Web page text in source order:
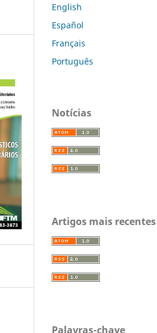
English
Español
Français
Português
Notícias
Artigos mais recentes
Palavras-chave